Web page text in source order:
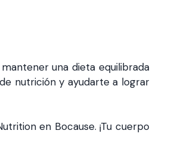
una dieta equilibrada
nutrición y ayudarte a lograr
en Bocause. ¡Tu cuerpo